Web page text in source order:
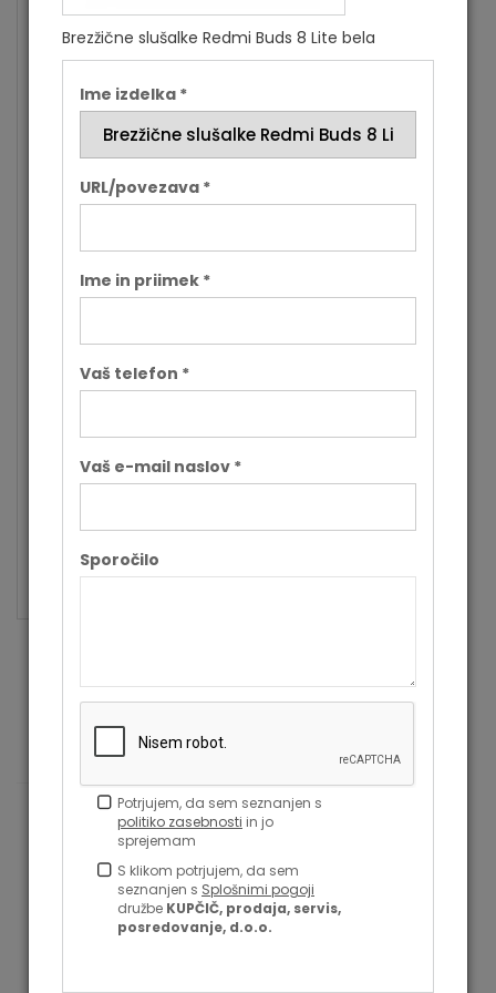
Brezžične slušalke Redmi Buds 8 Lite bela
Ime izdelka *
URL/povezava *
Ime in priimek *
Vaš telefon *
Vaš e-mail naslov *
Sporočilo
Potrjujem, da sem seznanjen s
politiko zasebnosti in jo
sprejemam
S klikom potrjujem, da sem
seznanjen s Splošnimi pogoji
družbe KUPČIČ, prodaja, servis,
posredovanje, d.o.o.
Slušalke z
mikrofonom
Da
Slušalke z
mikrofonom
dodatno
Število mikrofonov: 2
Dimenzije slušalke: 31 × 21,4 ×
× 55,95 × 26,85mm
Teža slušalk: 2 x 4,2g , Teža
Dodatne
Vhod za polnjenje: USB-C
Avtonomija baterije slušalk: do 7
informacije
Domet: do 10m v odprtem
prostoru brez ovir
Garancija v
mesecih
SORODNI IZDELKI